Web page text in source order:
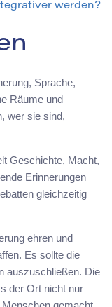
werden?
Sprache,
Räume und
wer sie sind,
Geschichte, Macht,
Erinnerungen
gleichzeitig
ehren und
Es sollte die
auszuschließen. Die
der Ort nicht nur